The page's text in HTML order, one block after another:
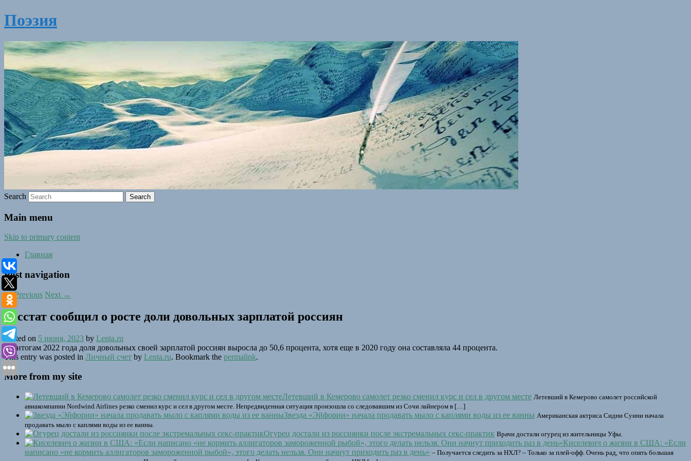
Поэзия
Search
Main menu
Skip to primary content
Главная
Post navigation
←Previous Next →
Росстат сообщил о росте доли довольных зарплатой россиян
Posted on 5 июня, 2023 by Lenta.ru
По итогам 2022 года доля довольных своей зарплатой россиян выросла до 50,6 процента, хотя еще в 2020 году она составляла 44 процента.
This entry was posted in Личный счет by Lenta.ru. Bookmark the permalink.
More from my site
Летевший в Кемерово самолет резко сменил курс и сел в другом месте Летевший в Кемерово самолет российской
авиакомпании Nordwind Airlines резко сменил курс и сел в другом месте. Непредвиденная ситуация произошла со следовавшим из Сочи лайнером в […]
Звезда «Эйфории» начала продавать мыло с каплями воды из ее ванны Американская актриса Сидни Суини начала
продавать мыло с каплями воды из ее ванны.
Огурец достали из россиянки после экстремальных секс-практик Врачи достали огурец из жительницы Уфы.
Киселевич о жизни в США: «Если
написано «не кормить аллигаторов замороженной рыбой», этого делать нельзя. Они начнут приходить раз в день» – Получается следить за НХЛ? – Только за плей-офф. Очень рад, что опять большая